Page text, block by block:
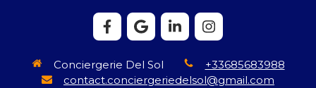
Conciergerie Del Sol
+33685683988
contact.conciergeriedelsol@gmail.com